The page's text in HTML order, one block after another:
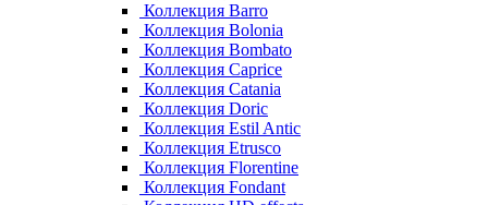
Коллекция Barro
Коллекция Bolonia
Коллекция Bombato
Коллекция Caprice
Коллекция Catania
Коллекция Doric
Коллекция Estil Antic
Коллекция Etrusco
Коллекция Florentine
Коллекция Fondant